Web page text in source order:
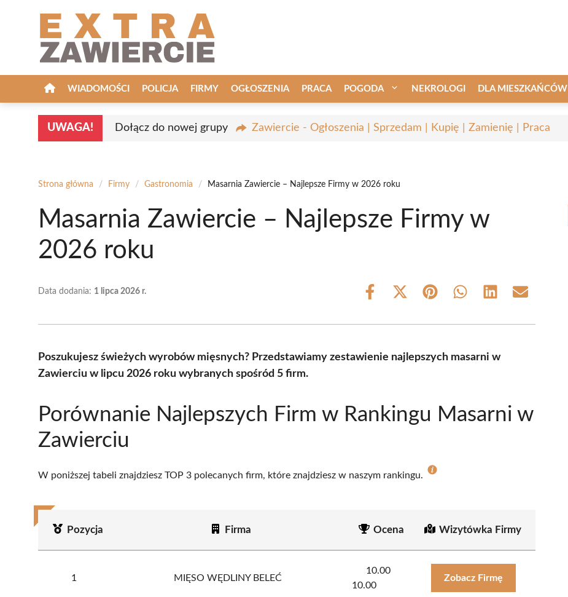
WIADOMOŚCI POLICJA FIRMY OGŁOSZENIA PRACA POGODA NEKROLOGI DLA MIESZKAŃCÓW
UWAGA! Dołącz do nowej grupy Zawiercie - Ogłoszenia | Sprzedam | Kupię | Zamienię | Praca
Strona główna / Firmy / Gastronomia / Masarnia Zawiercie – Najlepsze Firmy w 2026 roku
Masarnia Zawiercie – Najlepsze Firmy w
2026 roku
Data dodania: 1 lipca 2026 r.
Share
Share
(Twitter)
Share Share Share Share
Poszukujesz świeżych wyrobów mięsnych? Przedstawiamy zestawienie najlepszych masarni w
Zawierciu w lipcu 2026 roku wybranych spośród 5 firm.
Porównanie Najlepszych Firm w Rankingu Masarni w
Zawierciu
W poniższej tabeli znajdziesz TOP 3 polecanych firm, które znajdziesz w naszym rankingu.
Pozycja Firma Ocena Wizytówka Firmy
1 MIĘSO WĘDLINY BELEĆ
10.00
10.00
Zobacz Firmę